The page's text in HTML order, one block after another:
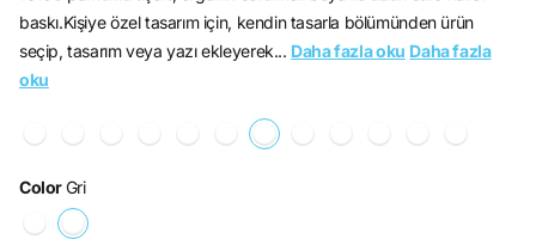
baskı.Kişiye özel tasarım için, kendin tasarla bölümünden ürün
seçip, tasarım veya yazı ekleyerek... Daha fazla oku Daha fazla
oku
ColorGri